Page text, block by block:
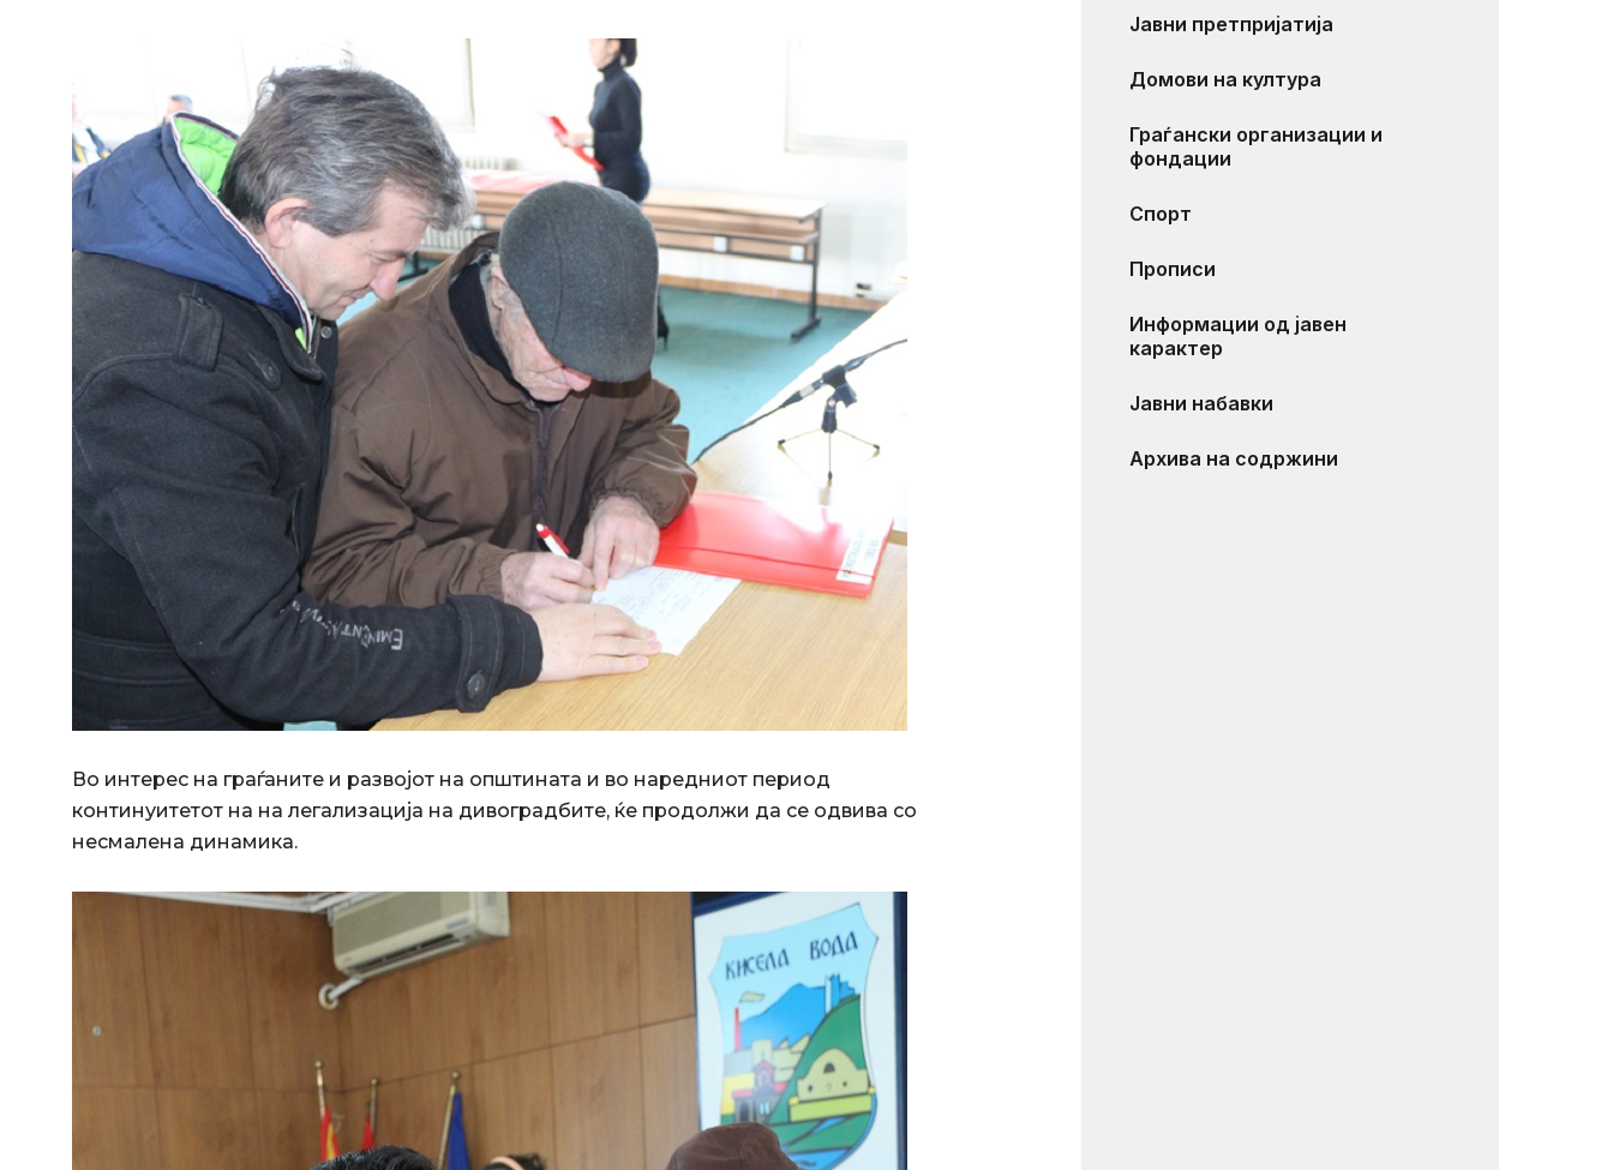
Во интерес на граѓаните и развојот на општината и во наредниот период
континуитетот на на легализација на дивоградбите, ќе продолжи да се одвива со
несмалена динамика.
Јавни претпријатија
Домови на култура
Граѓански организации и
фондации
Спорт
Прописи
Информации од јавен
карактер
Јавни набавки
Архива на содржини